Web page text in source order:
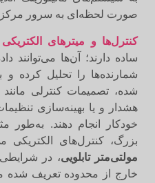
صورت لحظه‌ای به سرور مرکزی
کنترل‌ها و میترهای الکتریکی
ساده دارند؛ آن‌ها می‌توانند
شمارنده‌ها را تحلیل کرده و
شده، تصمیمات کنترلی مانند
هشدار و یا بهینه‌سازی
خودکار انجام دهند. به‌طور
بزرگ، کنترل‌های الکتریکی
مولتی‌متر تابلویی، در شرایطی
خارج از محدوده تعریف شده